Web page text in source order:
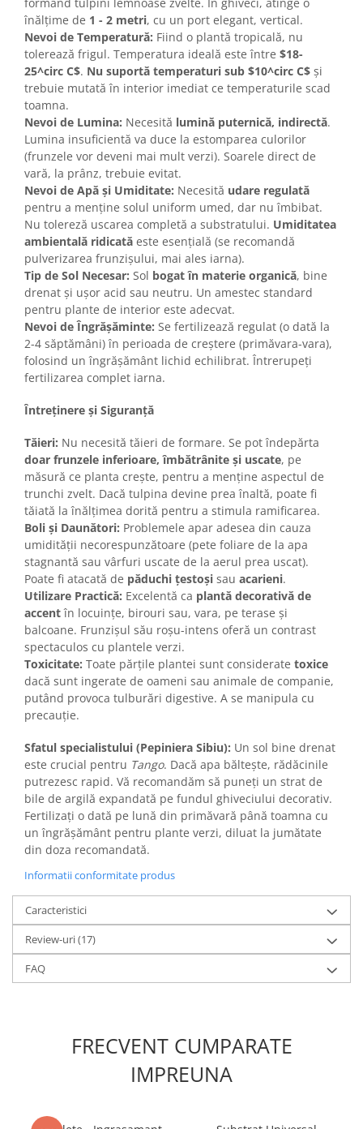
formând tulpini lemnoase zvelte. În ghiveci, atinge o
înălțime de 1 - 2 metri, cu un port elegant, vertical.
Nevoi de Temperatură: Fiind o plantă tropicală, nu
tolerează frigul. Temperatura ideală este între $18-
25^circ C$. Nu suportă temperaturi sub $10^circ C$ și
trebuie mutată în interior imediat ce temperaturile scad
toamna.
Nevoi de Lumina: Necesită lumină puternică, indirectă.
Lumina insuficientă va duce la estomparea culorilor
(frunzele vor deveni mai mult verzi). Soarele direct de
vară, la prânz, trebuie evitat.
Nevoi de Apă și Umiditate: Necesită udare regulată
pentru a menține solul uniform umed, dar nu îmbibat.
Nu tolereză uscarea completă a substratului. Umiditatea
ambientală ridicată este esențială (se recomandă
pulverizarea frunzișului, mai ales iarna).
Tip de Sol Necesar: Sol bogat în materie organică, bine
drenat și ușor acid sau neutru. Un amestec standard
pentru plante de interior este adecvat.
Nevoi de Îngrășăminte: Se fertilizează regulat (o dată la
2-4 săptămâni) în perioada de creștere (primăvara-vara),
folosind un îngrășământ lichid echilibrat. Întrerupeți
fertilizarea complet iarna.
Întreținere și Siguranță
Tăieri: Nu necesită tăieri de formare. Se pot îndepărta
doar frunzele inferioare, îmbătrânite și uscate, pe
măsură ce planta crește, pentru a menține aspectul de
trunchi zvelt. Dacă tulpina devine prea înaltă, poate fi
tăiată la înălțimea dorită pentru a stimula ramificarea.
Boli și Daunători: Problemele apar adesea din cauza
umidității necorespunzătoare (pete foliare de la apa
stagnantă sau vârfuri uscate de la aerul prea uscat).
Poate fi atacată de păduchi țestoși sau acarieni.
Utilizare Practică: Excelentă ca plantă decorativă de
accentîn locuințe, birouri sau, vara, pe terase și
balcoane. Frunzișul său roșu-intens oferă un contrast
spectaculos cu plantele verzi.
Toxicitate: Toate părțile plantei sunt considerate toxice
dacă sunt ingerate de oameni sau animale de companie,
putând provoca tulburări digestive. A se manipula cu
precauție.
Sfatul specialistului (Pepiniera Sibiu): Un sol bine drenat
este crucial pentru Tango. Dacă apa băltește, rădăcinile
putrezesc rapid. Vă recomandăm să puneți un strat de
bile de argilă expandată pe fundul ghiveciului decorativ.
Fertilizați o dată pe lună din primăvară până toamna cu
un îngrășământ pentru plante verzi, diluat la jumătate
din doza recomandată.
Informatii conformitate produs
Caracteristici
Review-uri(17)
FAQ
FRECVENT CUMPARATE
IMPREUNA